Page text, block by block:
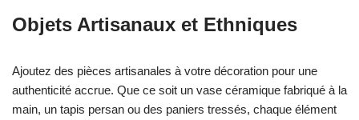
Objets Artisanaux et Ethniques
Ajoutez des pièces artisanales à votre décoration pour une
authenticité accrue. Que ce soit un vase céramique fabriqué à la
main, un tapis persan ou des paniers tressés, chaque élément